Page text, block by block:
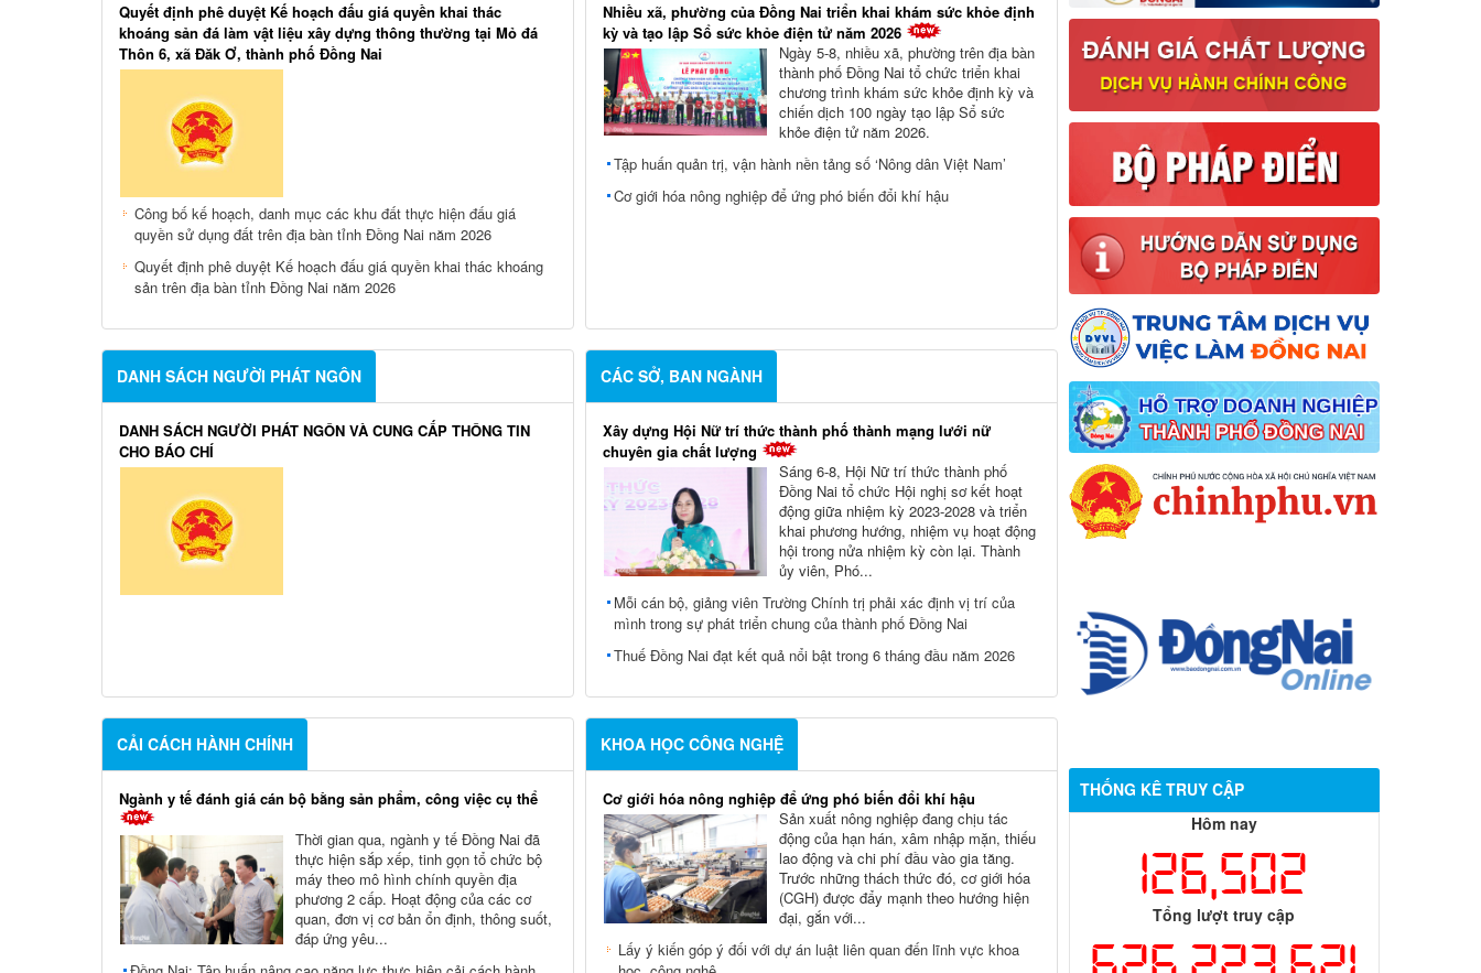
Quyết định phê duyệt Kế hoạch đấu giá quyền khai thác
khoáng sản đá làm vật liệu xây dựng thông thường tại Mỏ đá
Thôn 6, xã Đăk Ơ, thành phố Đồng Nai
Công bố kế hoạch, danh mục các khu đất thực hiện đấu giá
quyền sử dụng đất trên địa bàn tỉnh Đồng Nai năm 2026
Quyết định phê duyệt Kế hoạch đấu giá quyền khai thác khoáng
sản trên địa bàn tỉnh Đồng Nai năm 2026
Nhiều xã, phường của Đồng Nai triển khai khám sức khỏe định
kỳ và tạo lập Sổ sức khỏe điện tử năm 2026
Ngày 5-8, nhiều xã, phường trên địa bàn
thành phố Đồng Nai tổ chức triển khai
chương trình khám sức khỏe định kỳ và
chiến dịch 100 ngày tạo lập Sổ sức
khỏe điện tử năm 2026.
Tập huấn quản trị, vận hành nền tảng số ‘Nông dân Việt Nam’
Cơ giới hóa nông nghiệp để ứng phó biến đổi khí hậu
DANH SÁCH NGƯỜI PHÁT NGÔN
DANH SÁCH NGƯỜI PHÁT NGÔN VÀ CUNG CẤP THÔNG TIN
CHO BÁO CHÍ
CÁC SỞ, BAN NGÀNH
Xây dựng Hội Nữ trí thức thành phố thành mạng lưới nữ
chuyên gia chất lượng
Sáng 6-8, Hội Nữ trí thức thành phố
Đồng Nai tổ chức Hội nghị sơ kết hoạt
động giữa nhiệm kỳ 2023-2028 và triển
khai phương hướng, nhiệm vụ hoạt động
hội trong nửa nhiệm kỳ còn lại. Thành
ủy viên, Phó...
Mỗi cán bộ, giảng viên Trường Chính trị phải xác định vị trí của
mình trong sự phát triển chung của thành phố Đồng Nai
Thuế Đồng Nai đạt kết quả nổi bật trong 6 tháng đầu năm 2026
CẢI CÁCH HÀNH CHÍNH
Ngành y tế đánh giá cán bộ bằng sản phẩm, công việc cụ thể
Thời gian qua, ngành y tế Đồng Nai đã
thực hiện sắp xếp, tinh gọn tổ chức bộ
máy theo mô hình chính quyền địa
phương 2 cấp. Hoạt động của các cơ
quan, đơn vị cơ bản ổn định, thông suốt,
đáp ứng yêu...
KHOA HỌC CÔNG NGHỆ
Cơ giới hóa nông nghiệp để ứng phó biến đổi khí hậu
Sản xuất nông nghiệp đang chịu tác
động của hạn hán, xâm nhập mặn, thiếu
lao động và chi phí đầu vào gia tăng.
Trước những thách thức đó, cơ giới hóa
(CGH) được đẩy mạnh theo hướng hiện
đại, gắn với...
Lấy ý kiến góp ý đối với dự án luật liên quan đến lĩnh vực khoa
THỐNG KÊ TRUY CẬP
Hôm nay
126,502
Tổng lượt truy cập